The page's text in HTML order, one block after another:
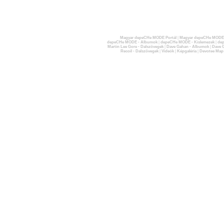
Magyar depeCHe MODE Portál
Magyar depeCHe
depeCHe MODE - Albumok| depeCHe MODE - Kislemezek|
Martin Lee Gore - Dalszövegek| Dave Gahan - Albumok|
Dave
Recoil - Dalszövegek| Videók| Képgaléria| Devotee Map